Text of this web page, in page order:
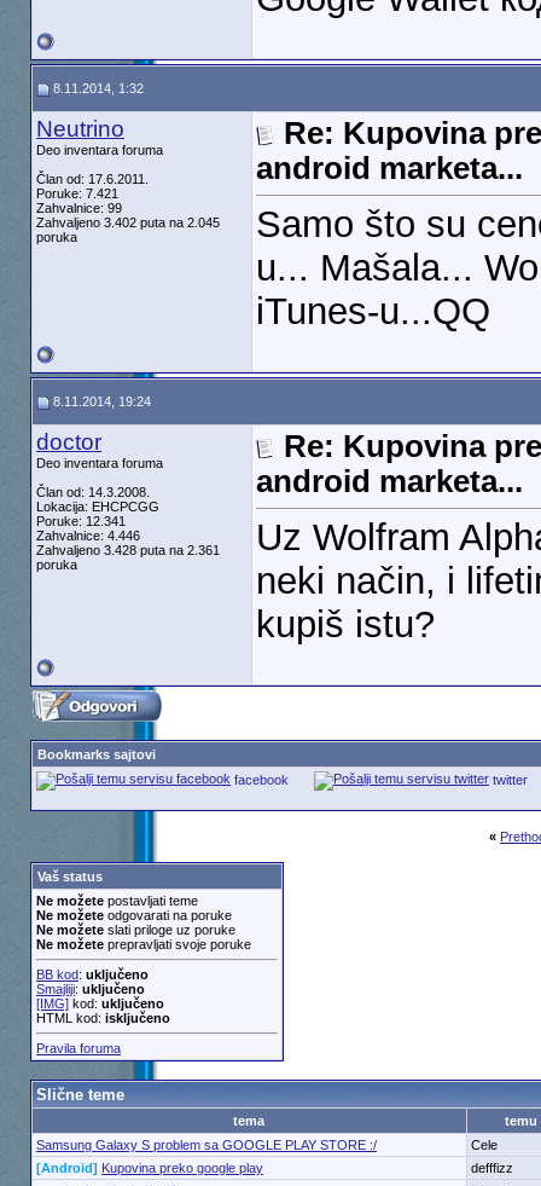
8.11.2014, 1:32
Neutrino
Deo inventara foruma
Član od: 17.6.2011.
Poruke: 7.421
Zahvalnice: 99
Zahvaljeno 3.402 puta na 2.045
poruka
Re: Kupovina
android marketa...
Samo što su
u... Mašala...
iTunes-u...QQ
8.11.2014, 19:24
doctor
Deo inventara foruma
Član od: 14.3.2008.
Lokacija: EHCPCGG
Poruke: 12.341
Zahvalnice: 4.446
Zahvaljeno 3.428 puta na 2.361
poruka
Re: Kupovina
android marketa...
Uz Wolfram
neki način, i
kupiš istu?
Bookmarks sajtovi
facebook
twitter
«
Vaš status
Ne možetepostavljati teme
Ne možeteodgovarati na poruke
Ne možeteslati priloge uz poruke
Ne možeteprepravljati svoje poruke
BB kod: uključeno
Smajliji: uključeno
[IMG]kod: uključeno
HTML kod: isključeno
Pravila foruma
Slične teme
tema
temu
Samsung Galaxy S problem sa GOOGLE PLAY STORE :/
Cele
[Android] Kupovina preko google play
defffizz